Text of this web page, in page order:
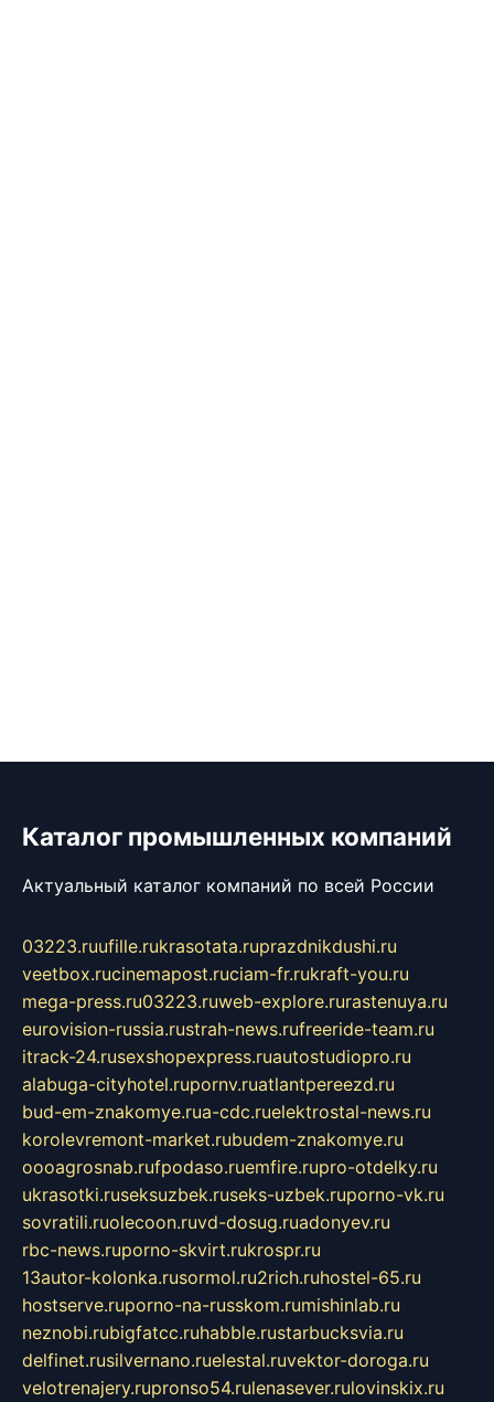
Каталог промышленных компаний
Актуальный каталог компаний по всей России
03223.ruufille.rukrasotata.ruprazdnikdushi.ru
veetbox.rucinemapost.ruciam-fr.rukraft-you.ru
mega-press.ru03223.ruweb-explore.rurastenuya.ru
eurovision-russia.rustrah-news.rufreeride-team.ru
itrack-24.rusexshopexpress.ruautostudiopro.ru
alabuga-cityhotel.rupornv.ruatlantpereezd.ru
bud-em-znakomye.rua-cdc.ruelektrostal-news.ru
korolevremont-market.rubudem-znakomye.ru
oooagrosnab.rufpodaso.ruemfire.rupro-otdelky.ru
ukrasotki.ruseksuzbek.ruseks-uzbek.ruporno-vk.ru
sovratili.ruolecoon.ruvd-dosug.ruadonyev.ru
rbc-news.ruporno-skvirt.rukrospr.ru
13autor-kolonka.rusormol.ru2rich.ruhostel-65.ru
hostserve.ruporno-na-russkom.rumishinlab.ru
neznobi.rubigfatcc.ruhabble.rustarbucksvia.ru
delfinet.rusilvernano.ruelestal.ruvektor-doroga.ru
velotrenajery.rupronso54.rulenasever.rulovinskix.ru